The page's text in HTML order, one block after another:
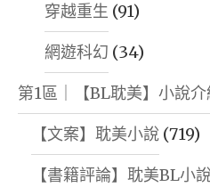
穿越重生 (91)
網遊科幻 (34)
第1區｜【BL耽美】小說介
【文案】耽美小說 (719)
【書籍評論】耽美BL小